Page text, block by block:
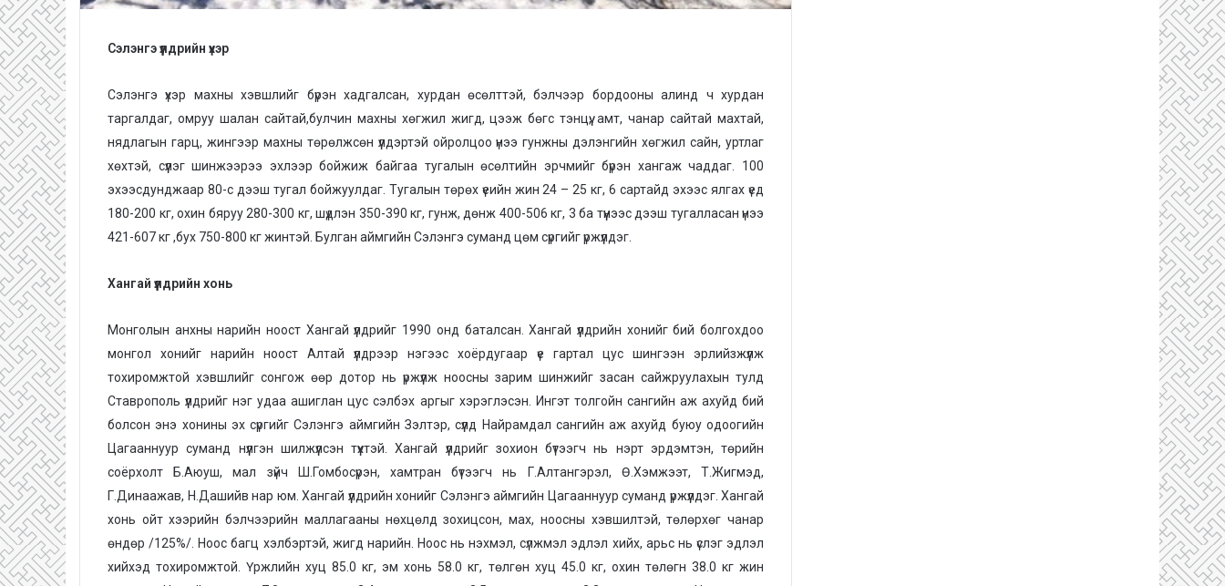
Сэлэнгэ үүлдрийн үхэр
Сэлэнгэ үхэр махны хэвшлийг бүрэн хадгалсан, хурдан өсөлттэй, бэлчээр бордооны алинд ч хурдан
таргалдаг, омруу шалан сайтай,булчин махны хөгжил жигд, цээж бөгс тэнцүү, амт, чанар сайтай махтай,
нядлагын гарц, жингээр махны төрөлжсөн үүлдэртэй ойролцоо үнээ гунжны дэлэнгийн хөгжил сайн, уртлаг
хөхтэй, сүүлэг шинжээрээ эхлээр бойжиж байгаа тугалын өсөлтийн эрчмийг бүрэн хангаж чаддаг. 100
эхээсдунджаар 80-с дээш тугал бойжуулдаг. Тугалын төрөх үеийн жин 24 – 25 кг, 6 сартайд эхээс ялгах үед
180-200 кг, охин бяруу 280-300 кг, шүдлэн 350-390 кг, гунж, дөнж 400-506 кг, 3 ба түүнээс дээш тугалласан үнээ
421-607 кг ,бух 750-800 кг жинтэй. Булган аймгийн Сэлэнгэ суманд цөм сүргийг үржүүлдэг.
Хангай үүлдрийн хонь
Монголын анхны нарийн ноост Хангай үүлдрийг 1990 онд баталсан. Хангай үүлдрийн хонийг бий болгохдоо
монгол хонийг нарийн ноост Алтай үүлдрээр нэгээс хоёрдугаар үе гартал цус шингээн эрлийзжүүлж
тохиромжтой хэвшлийг сонгож өөр дотор нь үржүүлж ноосны зарим шинжийг засан сайжруулахын тулд
Ставрополь үүлдрийг нэг удаа ашиглан цус сэлбэх аргыг хэрэглэсэн. Ингэт толгойн сангийн аж ахуйд бий
болсон энэ хонины эх сүргийг Сэлэнгэ аймгийн Зэлтэр, сүүлд Найрамдал сангийн аж ахуйд буюу одоогийн
Цагааннуур суманд нүүлгэн шилжүүлсэн түүхтэй. Хангай үүлдрийг зохион бүтээгч нь нэрт эрдэмтэн, төрийн
соёрхолт Б.Аюуш, мал зүйч Ш.Гомбосүрэн, хамтран бүтээгч нь Г.Алтангэрэл, Ө.Хэмжээт, Т.Жигмэд,
Г.Динаажав, Н.Дашийв нар юм. Хангай үүлдрийн хонийг Сэлэнгэ аймгийн Цагааннуур суманд үржүүлдэг. Хангай
хонь ойт хээрийн бэлчээрийн маллагааны нөхцөлд зохицсон, мах, ноосны хэвшилтэй, төлөрхөг чанар
өндөр /125%/. Ноос багц хэлбэртэй, жигд нарийн. Ноос нь нэхмэл, сүлжмэл эдлэл хийх, арьс нь үслэг эдлэл
хийхэд тохиромжтой. Үржлийн хуц 85.0 кг, эм хонь 58.0 кг, төлгөн хуц 45.0 кг, охин төлөгн 38.0 кг жин